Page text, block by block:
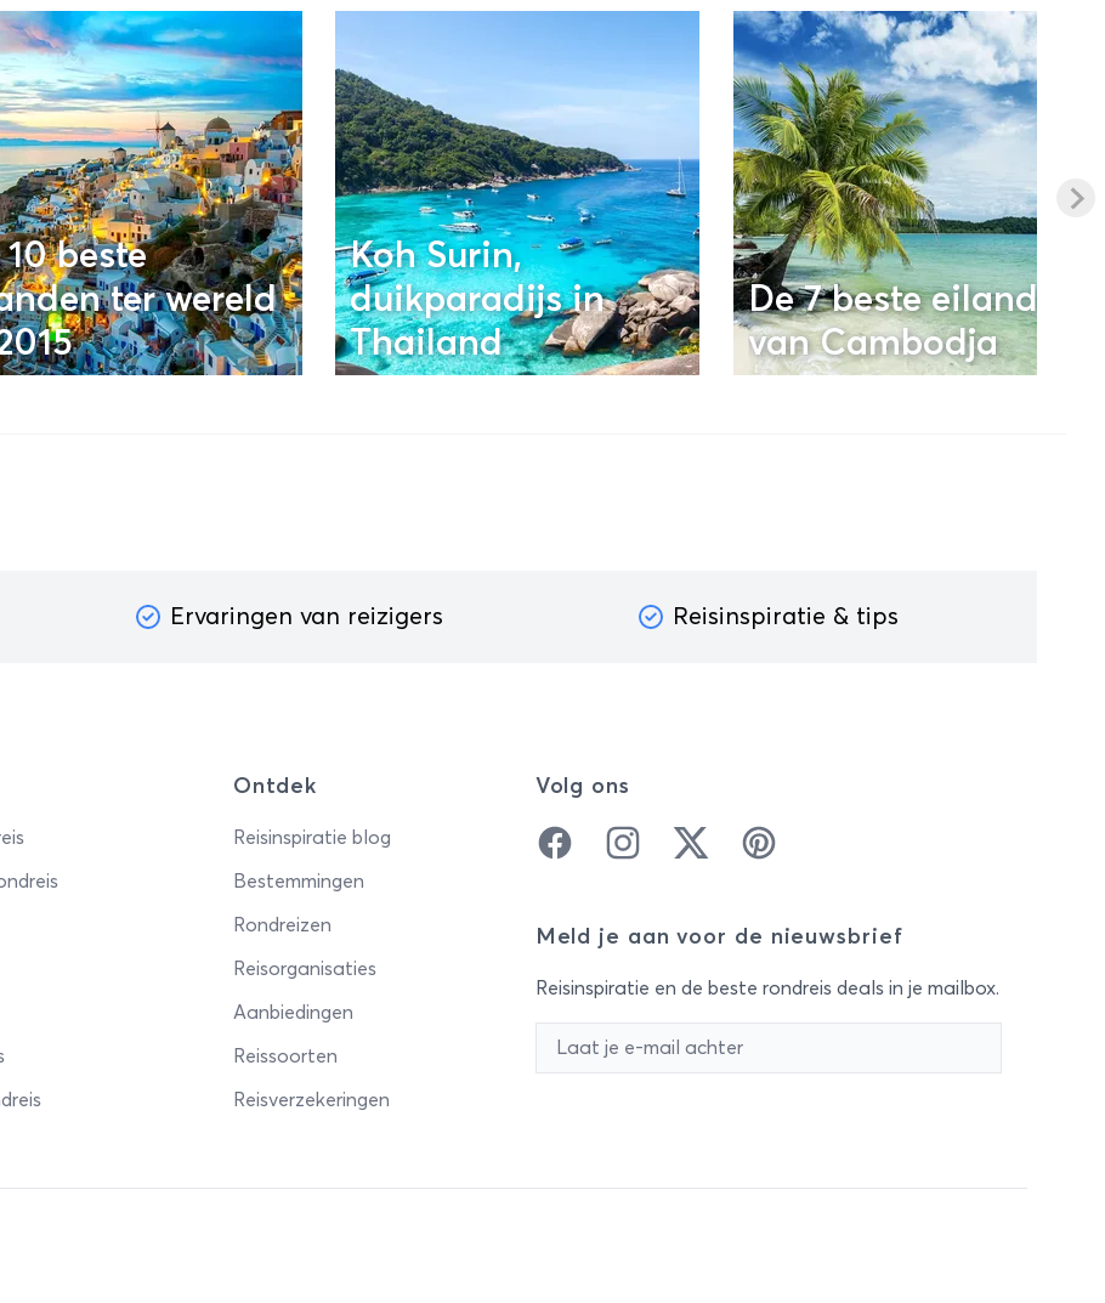
10 beste
ter wereld
Koh Surin,
duikparadijs in
Thailand
De 7 beste eilanden
van Cambodja
Ervaringen van reizigers Reisinspiratie & tips
Ontdek
Reisinspiratie blog
Bestemmingen
Rondreizen
Reisorganisaties
Aanbiedingen
Reissoorten
Reisverzekeringen
Volg ons
FacebookInstagramTwitter Pinterest
Meld je aan voor de nieuwsbrief
Reisinspiratie en de beste rondreis deals in je mailbox.